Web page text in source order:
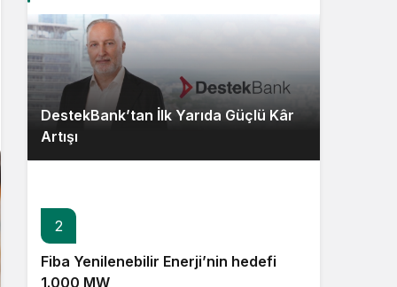
DestekBank’tan İlk Yarıda Güçlü Kâr
Artışı
2
Fiba Yenilenebilir Enerji’nin hedefi
1.000 MW
3
Kocaer Çelik’ten 11,6 milyar TL net